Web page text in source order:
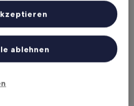
Schweiz
und der Performance von Inhalten,
und Verbesserung von
ablehnen